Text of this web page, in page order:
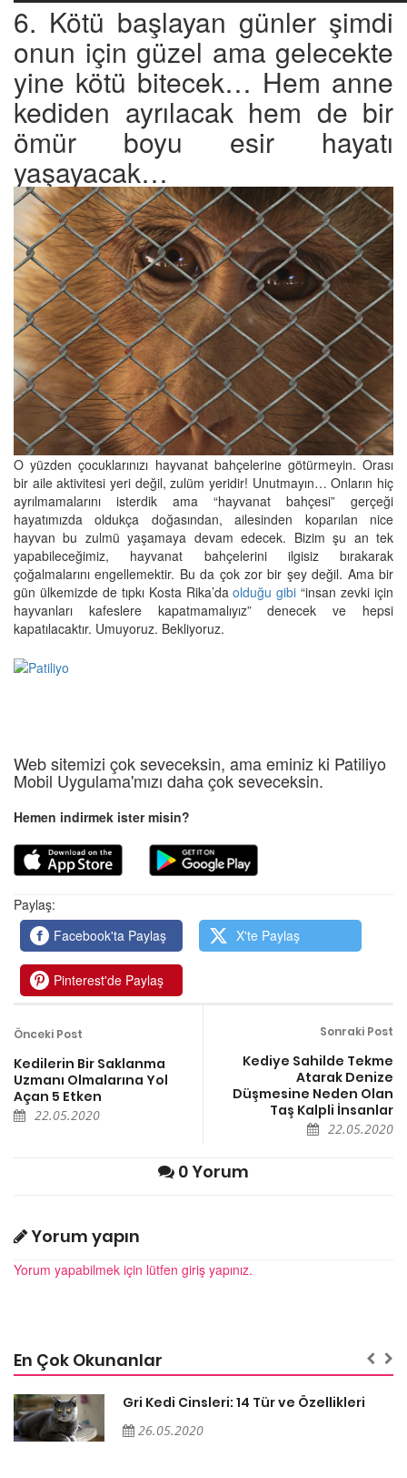
6. Kötü başlayan günler şimdi
onun için güzel ama gelecekte
yine kötü bitecek… Hem anne
kediden ayrılacak hem de bir
ömür boyu esir hayatı
yaşayacak…
O yüzden çocuklarınızı hayvanat bahçelerine götürmeyin. Orası
bir aile aktivitesi yeri değil, zulüm yeridir! Unutmayın… Onların hiç
ayrılmamalarını isterdik ama “hayvanat bahçesi” gerçeği
hayatımızda oldukça doğasından, ailesinden koparılan nice
hayvan bu zulmü yaşamaya devam edecek. Bizim şu an tek
yapabileceğimiz, hayvanat bahçelerini ilgisiz bırakarak
çoğalmalarını engellemektir. Bu da çok zor bir şey değil. Ama bir
gün ülkemizde de tıpkı Kosta Rika’daolduğu gibi “insan zevki için
hayvanları kafeslere kapatmamalıyız” denecek ve hepsi
kapatılacaktır. Umuyoruz. Bekliyoruz.
Web sitemizi çok seveceksin, ama eminiz ki Patiliyo
Mobil Uygulama'mızı daha çok seveceksin.
Hemen indirmek ister misin?
Paylaş:
Facebook'ta Paylaş
X'te Paylaş
Pinterest'de Paylaş
Önceki Post
Kedilerin Bir Saklanma
Uzmanı Olmalarına Yol
Açan 5 Etken
22.05.2020
Sonraki Post
Kediye Sahilde Tekme
Atarak Denize
Düşmesine Neden Olan
Taş Kalpli İnsanlar
22.05.2020
0 Yorum
Yorum yapın
Yorum yapabilmek için lütfen giriş yapınız.
En Çok Okunanlar
Gri Kedi Cinsleri: 14 Tür ve Özellikleri
26.05.2020